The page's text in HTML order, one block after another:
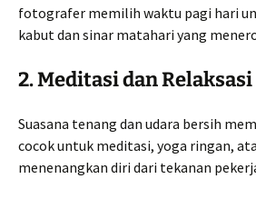
fotografer memilih waktu pagi hari
kabut dan sinar matahari yang
2. Meditasi dan Relaksasi
Suasana tenang dan udara bersih
cocok untuk meditasi, yoga ringan,
menenangkan diri dari tekanan